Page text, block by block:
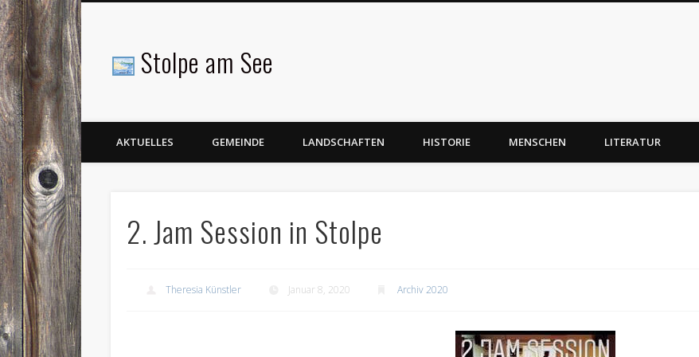
Stolpe am See
Facebook
AKTUELLES GEMEINDE LANDSCHAFTEN HISTORIE MENSCHEN LITERATUR
2. Jam Session in Stolpe
Theresia Künstler Januar 8, 2020 Archiv 2020